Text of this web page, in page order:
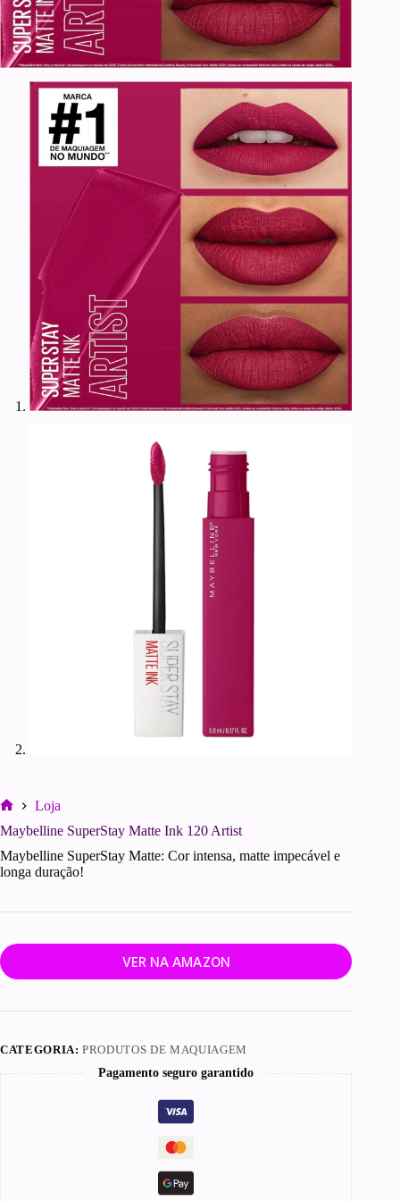
Loja
Maybelline SuperStay Matte Ink 120 Artist
Maybelline SuperStay Matte: Cor intensa, matte impecável e
longa duração!
VER NA AMAZON
CATEGORIA:PRODUTOS DE MAQUIAGEM
Pagamento seguro garantido